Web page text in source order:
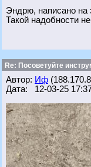
Эндрю, написано на
Такой надобности
Re: Посоветуйте
Автор: Иф
Дата: 12-03-25